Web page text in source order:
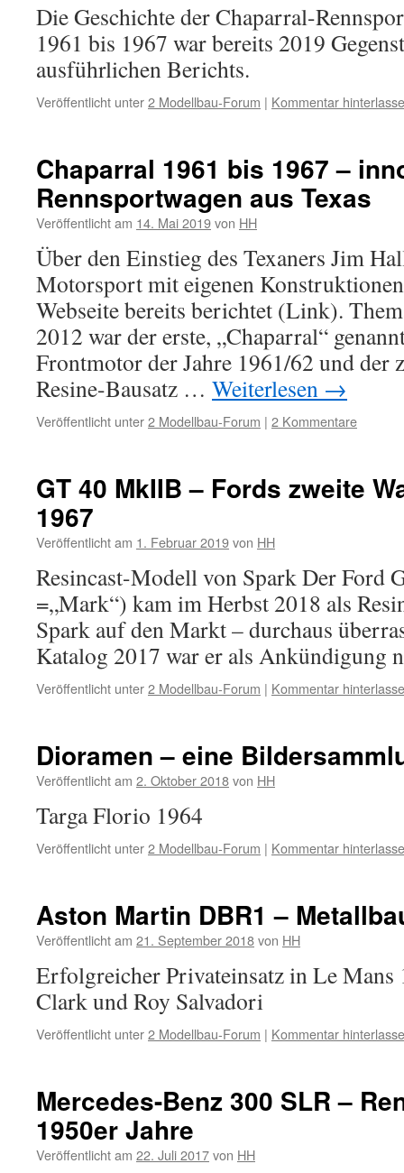
Die Geschichte der Chaparral-
1961 bis 1967 war bereits 2019
ausführlichen Berichts.
Veröffentlicht unter2 Modellbau-Forum | Kommentar
Chaparral 1961 bis 1967 –
Rennsportwagen aus Texas
Veröffentlicht am 14. Mai 2019von HH
Über den Einstieg des Texaners Jim
Motorsport mit eigenen
Webseite bereits berichtet (Link).
2012 war der erste, „Chaparral“
Frontmotor der Jahre 1961/62 und der
Resine-Bausatz … Weiterlesen →
Veröffentlicht unter2 Modellbau-Forum | 2 Kommentare
GT 40 MkIIB – Fords zweite
1967
Veröffentlicht am 1. Februar 2019von HH
Resincast-Modell von Spark Der
=„Mark“) kam im Herbst 2018 als
Spark auf den Markt – durchaus
Katalog 2017 war er als Ankündigung
Veröffentlicht unter2 Modellbau-Forum | Kommentar
Dioramen – eine
Veröffentlicht am 2. Oktober 2018von HH
Targa Florio 1964
Veröffentlicht unter2 Modellbau-Forum | Kommentar
Aston Martin DBR1 –
Veröffentlicht am 21. September 2018von HH
Erfolgreicher Privateinsatz in Le Mans
Clark und Roy Salvadori
Veröffentlicht unter2 Modellbau-Forum | Kommentar
Mercedes-Benz 300 SLR –
1950er Jahre
Veröffentlicht am 22. Juli 2017von HH